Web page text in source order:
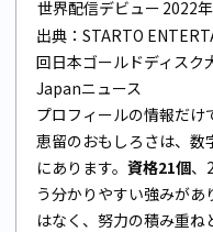
世界配信デビュー 2022
出典： STARTO
回日本ゴールドディスク
Japanニュース
プロフィールの情報だ
恵留のおもしろさは、数
にあります。 資格21個、
う分かりやすい強みが
はなく、努力の積み重